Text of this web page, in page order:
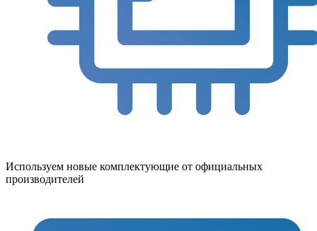
Используем новые комплектующие от официальных
производителей